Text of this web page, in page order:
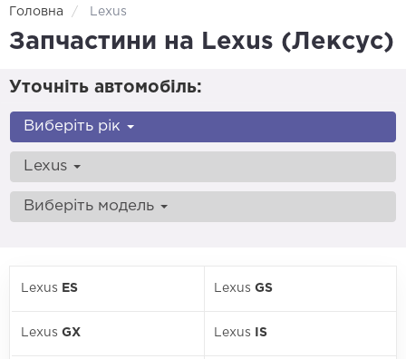
Головна Lexus
Запчастини на Lexus (Лексус)
Уточніть автомобіль:
Виберіть рік
Lexus
Виберіть модель
Lexus ES Lexus GS
Lexus GX Lexus IS